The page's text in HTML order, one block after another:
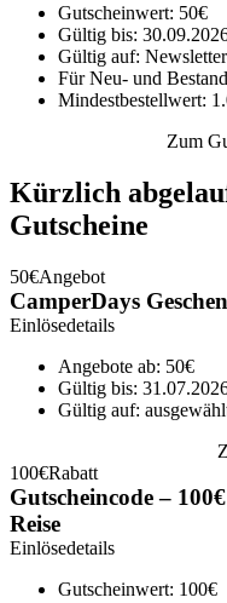
Zum
Gutscheinwert: 50€
Gültig bis:
Gültig auf:
Für Neu- und
Mindestbestellwert:
Kürzlich
Gutscheine
50€Angebot
CamperDays
Einlösedetails
Angebote ab: 50€
Gültig bis:
Gültig auf:
100€Rabatt
Gutscheincode –
Reise
Einlösedetails
Gutscheinwert: 100€